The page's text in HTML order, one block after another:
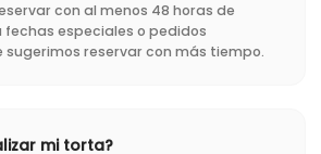
con al menos 48 horas de
especiales o pedidos
sugerimos reservar con más tiempo.
mi torta?